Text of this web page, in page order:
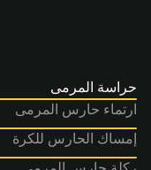
حراسة المرمى
ارتماء حارس المرمى
إمساك الحارس للكرة